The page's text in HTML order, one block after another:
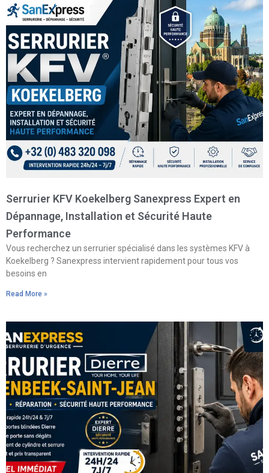
Serrurier KFV Koekelberg Sanexpress Expert en
Dépannage, Installation et Sécurité Haute
Performance
Vous recherchez un serrurier spécialisé dans les systèmes KFV à
Koekelberg ? Sanexpress intervient rapidement pour tous vos
besoins en
Read More »